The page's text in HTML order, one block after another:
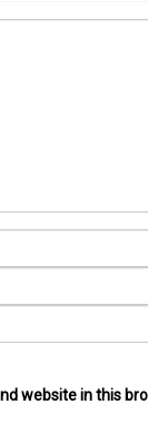
website in this